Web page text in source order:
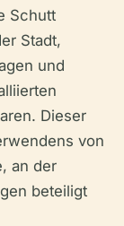
Schutt
Stadt,
und
Dieser
von
an der
beteiligt